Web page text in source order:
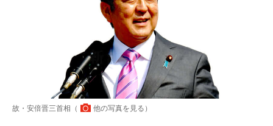
故・安倍晋三首相（ 他の写真を見る ）